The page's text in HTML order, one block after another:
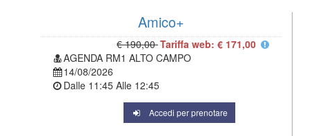
Amico+
€ 190,00Tariffa web: € 171,00
AGENDA RM1 ALTO CAMPO
14/08/2026
Dalle 11:45 Alle 12:45
Accedi per prenotare